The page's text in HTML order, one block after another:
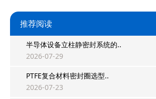
推荐阅读
半导体设备立柱静密封系统的..
2026-07-29
PTFE复合材料密封圈选型..
2026-07-23